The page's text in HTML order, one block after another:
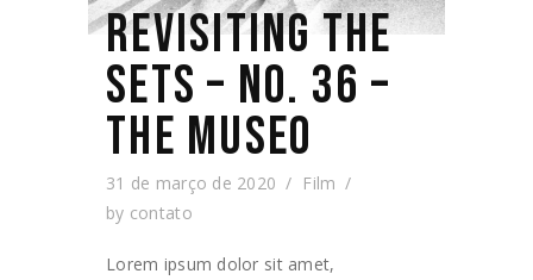
REVISITING THE
SETS – NO. 36 –
THE MUSEO
31 de março de 2020
Film
by contato
Lorem ipsum dolor sit amet,